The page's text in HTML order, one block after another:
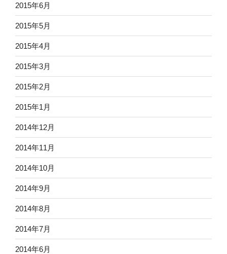
2015年6月
2015年5月
2015年4月
2015年3月
2015年2月
2015年1月
2014年12月
2014年11月
2014年10月
2014年9月
2014年8月
2014年7月
2014年6月